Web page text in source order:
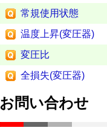
常規使用状態
温度上昇(変圧器)
変圧比
全損失(変圧器)
お問い合わせ